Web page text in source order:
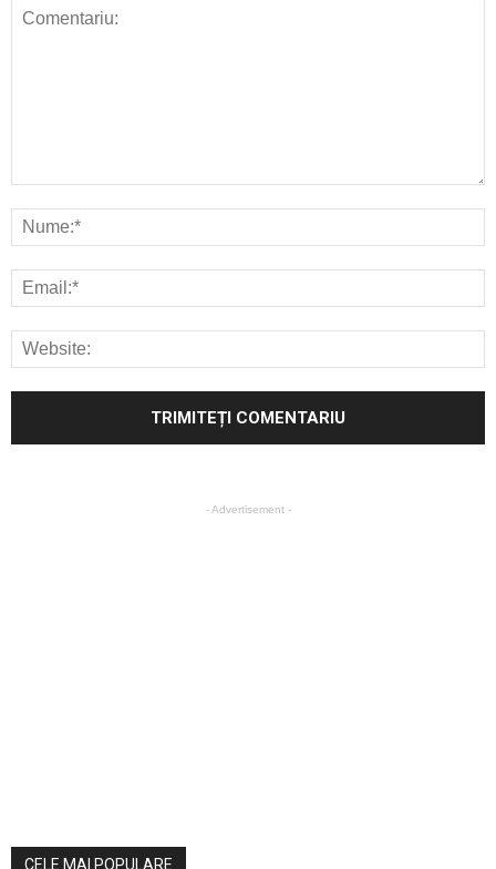
- Advertisement -
CELE MAI POPULARE